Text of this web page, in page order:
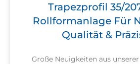
Trapezprofil 35/
Rollformanlage Für
Qualität &
Große Neuigkeiten aus